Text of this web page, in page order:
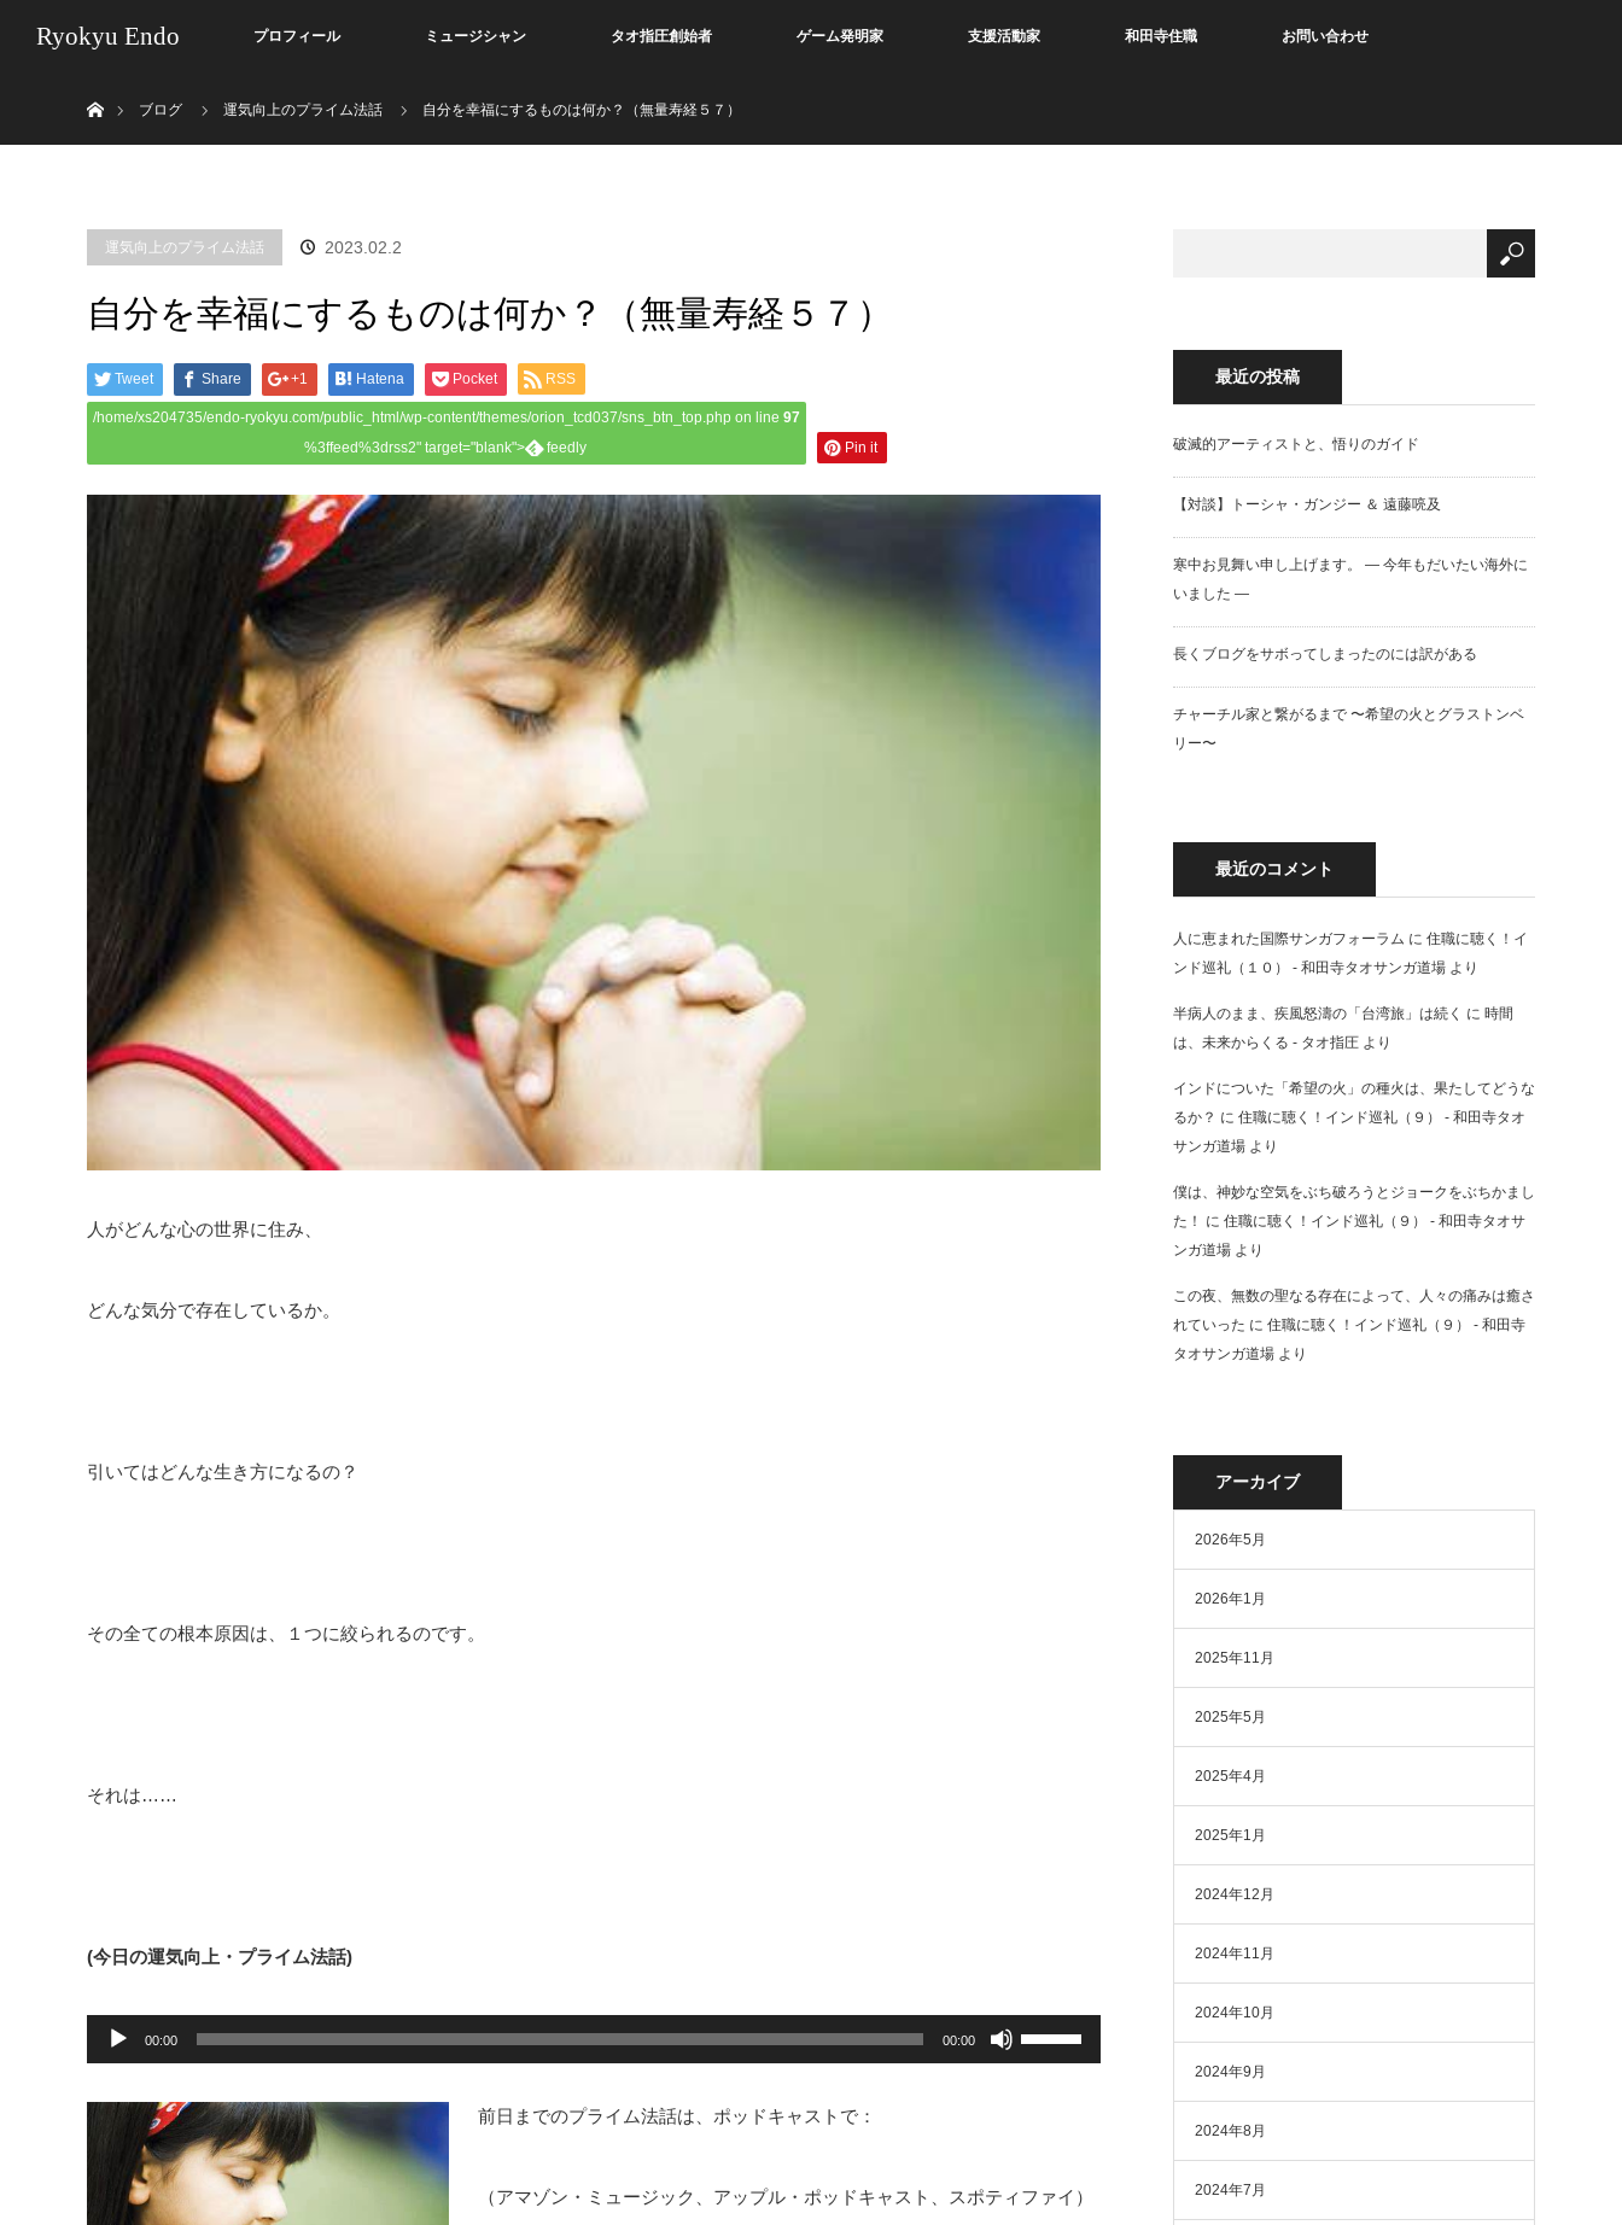
Ryokyu Endo プロフィール ミュージシャン タオ指圧創始者 ゲーム発明家 支援活動家 和田寺住職 お問い合わせ
ブログ
運気向上のプライム法話 自分を幸福にするものは何か？（無量寿経５７）
運気向上のプライム法話 2023.02.2
自分を幸福にするものは何か？（無量寿経５７）
Tweet Share +1 Hatena Pocket RSS
/home/xs204735/endo-ryokyu.com/public_html/wp-content/themes/orion_tcd037/sns_btn_top.php on line 97
%3ffeed%3drss2" target="blank">
feedly Pin it
人がどんな心の世界に住み、
どんな気分で存在しているか。
引いてはどんな生き方になるの？
その全ての根本原因は、１つに絞られるのです。
それは……
(今日の運気向上・プライム法話)
プ
00:00 00:00
リ
ュ
下
前日までのプライム法話は、ポッドキャストで：
（アマゾン・ミュージック、アップル・ポッドキャスト、スポティファイ）
最近の投稿
破滅的アーティストと、悟りのガイド
【対談】トーシャ・ガンジー ＆ 遠藤喨及
寒中お見舞い申し上げます。 — 今年もだいたい海外に
いました —
長くブログをサボってしまったのには訳がある
チャーチル家と繋がるまで 〜希望の火とグラストンベ
リー〜
最近のコメント
人に恵まれた国際サンガフォーラム に 住職に聴く！イ
ンド巡礼（１０） - 和田寺タオサンガ道場 より
半病人のまま、疾風怒濤の「台湾旅」は続く に 時間
は、未来からくる - タオ指圧 より
インドについた「希望の火」の種火は、果たしてどうな
るか？ に 住職に聴く！インド巡礼（９） - 和田寺タオ
サンガ道場 より
僕は、神妙な空気をぶち破ろうとジョークをぶちかまし
た！
に 住職に聴く！インド巡礼（９） - 和田寺タオサ
ンガ道場 より
この夜、無数の聖なる存在によって、人々の痛みは癒さ
れていった に 住職に聴く！インド巡礼（９） - 和田寺
タオサンガ道場 より
アーカイブ
2026年5月
2026年1月
2025年11月
2025年5月
2025年4月
2025年1月
2024年12月
2024年11月
2024年10月
2024年9月
2024年8月
2024年7月